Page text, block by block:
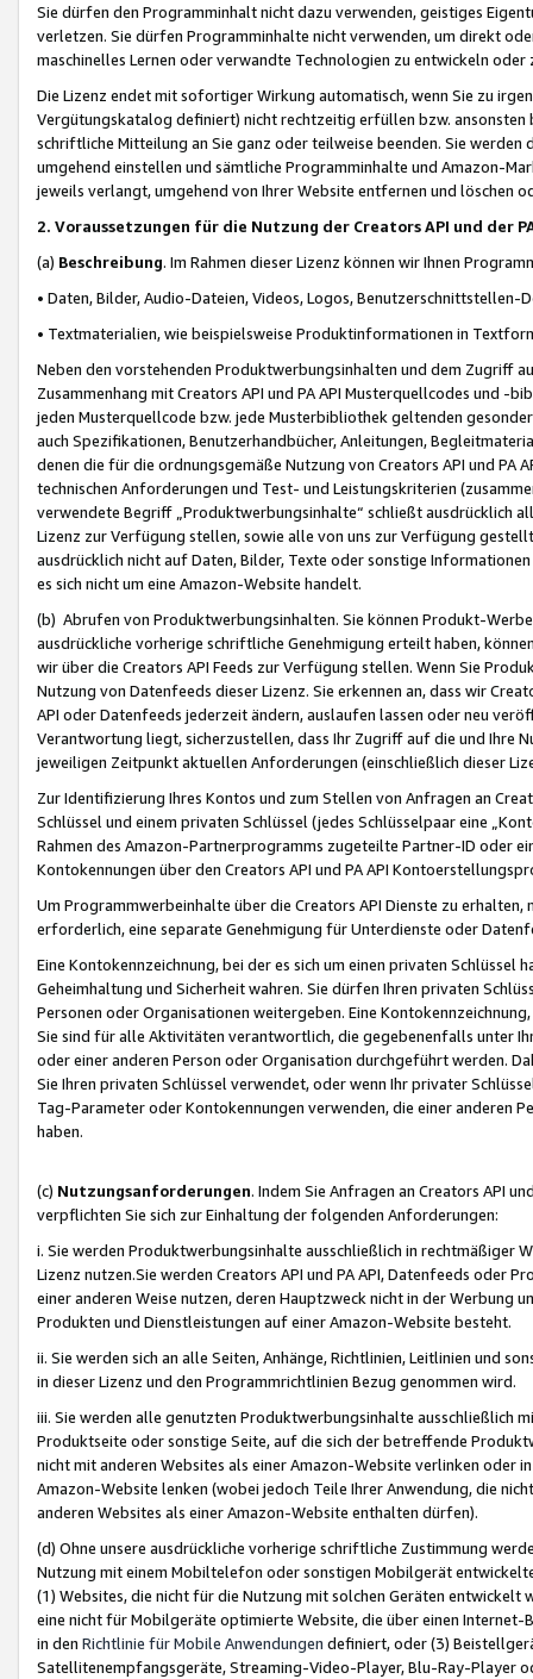
Sie dürfen den Programminhalt nicht dazu verwenden, geistiges
verletzen. Sie dürfen Programminhalte nicht verwenden, um direkt
maschinelles Lernen oder verwandte Technologien zu entwickeln
Die Lizenz endet mit sofortiger Wirkung automatisch, wenn Sie zu
Vergütungskatalog definiert) nicht rechtzeitig erfüllen bzw. ansonsten
schriftliche Mitteilung an Sie ganz oder teilweise beenden. Sie werden
umgehend einstellen und sämtliche Programminhalte und Amazon-
jeweils verlangt, umgehend von Ihrer Website entfernen und löschen
2. Voraussetzungen für die Nutzung der Creators API und der
(a) Beschreibung. Im Rahmen dieser Lizenz können wir Ihnen
• Daten, Bilder, Audio-Dateien, Videos, Logos, Benutzerschnittstellen-
• Textmaterialien, wie beispielsweise Produktinformationen in
Neben den vorstehenden Produktwerbungsinhalten und dem Zugriff
Zusammenhang mit Creators API und PA API Musterquellcodes und
jeden Musterquellcode bzw. jede Musterbibliothek geltenden
auch Spezifikationen, Benutzerhandbücher, Anleitungen,
denen die für die ordnungsgemäße Nutzung von Creators API und PA
technischen Anforderungen und Test- und Leistungskriterien
verwendete Begriff „Produktwerbungsinhalte“ schließt ausdrücklich
Lizenz zur Verfügung stellen, sowie alle von uns zur Verfügung
ausdrücklich nicht auf Daten, Bilder, Texte oder sonstige
es sich nicht um eine Amazon-Website handelt.
(b) Abrufen von Produktwerbungsinhalten. Sie können Produkt-
ausdrückliche vorherige schriftliche Genehmigung erteilt haben,
wir über die Creators API Feeds zur Verfügung stellen. Wenn Sie
Nutzung von Datenfeeds dieser Lizenz. Sie erkennen an, dass wir
API oder Datenfeeds jederzeit ändern, auslaufen lassen oder neu
Verantwortung liegt, sicherzustellen, dass Ihr Zugriff auf die und Ihre
jeweiligen Zeitpunkt aktuellen Anforderungen (einschließlich dieser
Zur Identifizierung Ihres Kontos und zum Stellen von Anfragen an
Schlüssel und einem privaten Schlüssel (jedes Schlüsselpaar eine
Rahmen des Amazon-Partnerprogramms zugeteilte Partner-ID oder
Kontokennungen über den Creators API und PA API
Um Programmwerbeinhalte über die Creators API Dienste zu
erforderlich, eine separate Genehmigung für Unterdienste oder
Eine Kontokennzeichnung, bei der es sich um einen privaten
Geheimhaltung und Sicherheit wahren. Sie dürfen Ihren privaten
Personen oder Organisationen weitergeben. Eine
Sie sind für alle Aktivitäten verantwortlich, die gegebenenfalls unter
oder einer anderen Person oder Organisation durchgeführt werden.
Sie Ihren privaten Schlüssel verwendet, oder wenn Ihr privater
Tag-Parameter oder Kontokennungen verwenden, die einer anderen
haben.
(c) Nutzungsanforderungen. Indem Sie Anfragen an Creators API
verpflichten Sie sich zur Einhaltung der folgenden Anforderungen:
i. Sie werden Produktwerbungsinhalte ausschließlich in rechtmäßiger
Lizenz nutzen.Sie werden Creators API und PA API, Datenfeeds oder
einer anderen Weise nutzen, deren Hauptzweck nicht in der Werbung
Produkten und Dienstleistungen auf einer Amazon-Website besteht.
ii. Sie werden sich an alle Seiten, Anhänge, Richtlinien, Leitlinien und
in dieser Lizenz und den Programmrichtlinien Bezug genommen wird.
iii. Sie werden alle genutzten Produktwerbungsinhalte ausschließlich
Produktseite oder sonstige Seite, auf die sich der betreffende
nicht mit anderen Websites als einer Amazon-Website verlinken oder
Amazon-Website lenken (wobei jedoch Teile Ihrer Anwendung, die
anderen Websites als einer Amazon-Website enthalten dürfen).
(d) Ohne unsere ausdrückliche vorherige schriftliche Zustimmung
Nutzung mit einem Mobiltelefon oder sonstigen Mobilgerät
(1) Websites, die nicht für die Nutzung mit solchen Geräten
eine nicht für Mobilgeräte optimierte Website, die über einen
in den Richtlinie für Mobile Anwendungen definiert, oder (3)
Satellitenempfangsgeräte, Streaming-Video-Player, Blu-Ray-Player